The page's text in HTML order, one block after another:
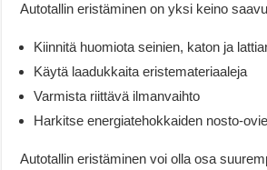
Autotallin eristäminen on yksi keino
Kiinnitä huomiota seinien, katon ja
Käytä laadukkaita eristemateriaaleja
Varmista riittävä ilmanvaihto
Harkitse energiatehokkaiden nosto-
Autotallin eristäminen voi olla osa